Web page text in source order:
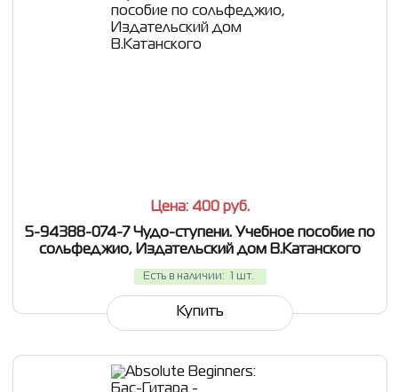
Цена: 400 руб.
5-94388-074-7 Чудо-ступени. Учебное пособие по
сольфеджио, Издательский дом В.Катанского
Есть в наличии: 1 шт.
Купить